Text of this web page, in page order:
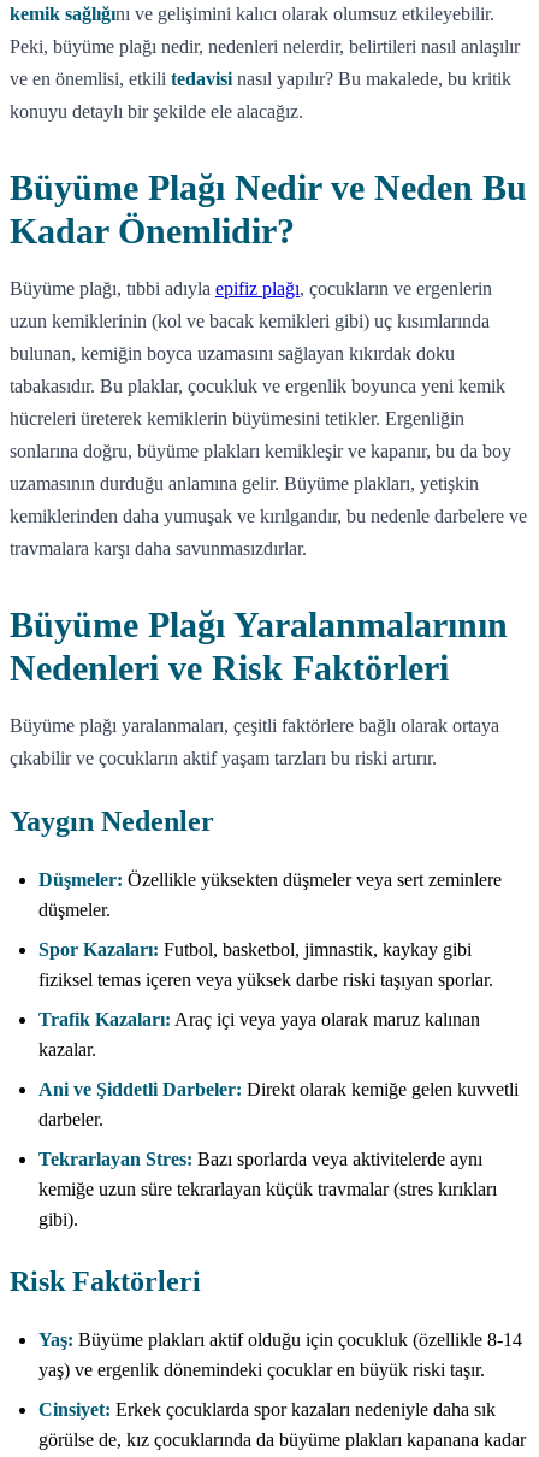
kemik sağlığını ve gelişimini kalıcı olarak olumsuz etkileyebilir.
Peki, büyüme plağı nedir, nedenleri nelerdir, belirtileri nasıl anlaşılır
ve en önemlisi, etkili tedavisi nasıl yapılır? Bu makalede, bu kritik
konuyu detaylı bir şekilde ele alacağız.
Büyüme Plağı Nedir ve Neden Bu
Kadar Önemlidir?
Büyüme plağı, tıbbi adıyla epifiz plağı, çocukların ve ergenlerin
uzun kemiklerinin (kol ve bacak kemikleri gibi) uç kısımlarında
bulunan, kemiğin boyca uzamasını sağlayan kıkırdak doku
tabakasıdır. Bu plaklar, çocukluk ve ergenlik boyunca yeni kemik
hücreleri üreterek kemiklerin büyümesini tetikler. Ergenliğin
sonlarına doğru, büyüme plakları kemikleşir ve kapanır, bu da boy
uzamasının durduğu anlamına gelir. Büyüme plakları, yetişkin
kemiklerinden daha yumuşak ve kırılgandır, bu nedenle darbelere ve
travmalara karşı daha savunmasızdırlar.
Büyüme Plağı Yaralanmalarının
Nedenleri ve Risk Faktörleri
Büyüme plağı yaralanmaları, çeşitli faktörlere bağlı olarak ortaya
çıkabilir ve çocukların aktif yaşam tarzları bu riski artırır.
Yaygın Nedenler
Düşmeler: Özellikle yüksekten düşmeler veya sert zeminlere
düşmeler.
Spor Kazaları: Futbol, basketbol, jimnastik, kaykay gibi
fiziksel temas içeren veya yüksek darbe riski taşıyan sporlar.
Trafik Kazaları: Araç içi veya yaya olarak maruz kalınan
kazalar.
Ani ve Şiddetli Darbeler: Direkt olarak kemiğe gelen kuvvetli
darbeler.
Tekrarlayan Stres: Bazı sporlarda veya aktivitelerde aynı
kemiğe uzun süre tekrarlayan küçük travmalar (stres kırıkları
gibi).
Risk Faktörleri
Yaş: Büyüme plakları aktif olduğu için çocukluk (özellikle 8-14
yaş) ve ergenlik dönemindeki çocuklar en büyük riski taşır.
Cinsiyet: Erkek çocuklarda spor kazaları nedeniyle daha sık
görülse de, kız çocuklarında da büyüme plakları kapanana kadar